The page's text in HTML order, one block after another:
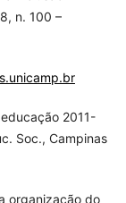
n. 100 –
educação 2011-
Soc., Campinas
organização do